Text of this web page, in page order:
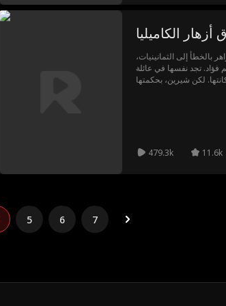
الكاميليا
إلى الثمانينيات،
فؤاد. تجد نفسها في عائلة
لكن شيرين، بحكمتها
479.3k 11.6k
5 6 7